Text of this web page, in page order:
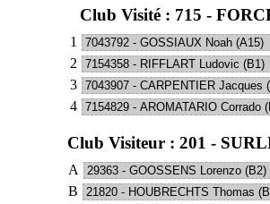
Club Visité : 715 -
1
2
3
4
Club Visiteur : 201 -
A
B